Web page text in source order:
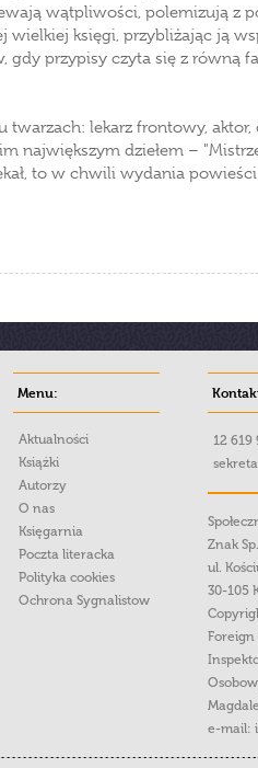
wątpliwości, polemizują z
księgi, przybliżając ją
gdy przypisy czyta się z równą
twarzach: lekarz frontowy, aktor,
największym dziełem –
to w chwili wydania powieści
Menu:
Aktualności
Książki
Autorzy
O nas
Księgarnia
Poczta literacka
Polityka cookies
Ochrona Sygnalistow
12 619
Znak
ul.
30-105
Foreign
e-mail: